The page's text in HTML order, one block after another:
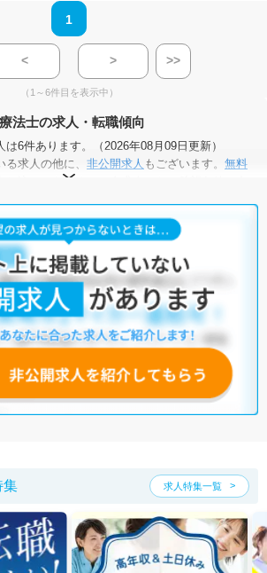
1
< > >>
（1～6件目を表示中）
法士の求人・転職傾向
6件あります。（2026年08月09日更新）
求人の他に、 非公開求人 もございます。 無料
し込みいただくと、全求人からご希望条件に合
では以下のような条件が人気です。
なめ ・ 住宅手当・補助あり ・
福祉施設
がございますので、「こだわり条件」から検索
問い合わせください。
ら検索いただくことも可能です。
にお申し込みいただくと、ご希望条件をヒアリン
いたします。
ていない方は人気の希望条件をピックアップし
集 求人特集一覧